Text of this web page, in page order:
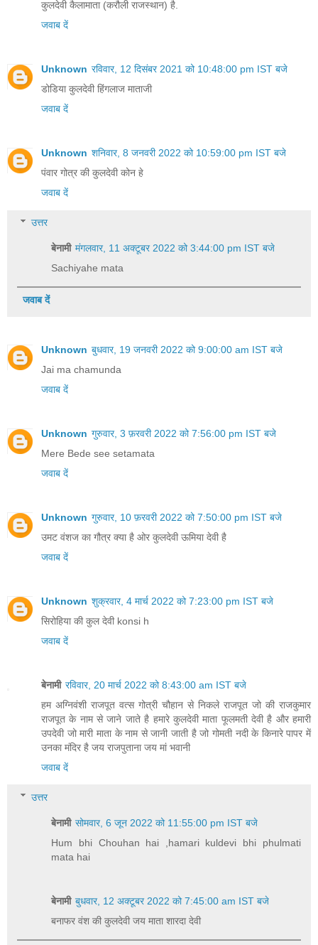
कुलदेवी कैलामाता (करौली राजस्थान) है.
जवाब दें
Unknown रविवार, 12 दिसंबर 2021 को 10:48:00 pm IST बजे
डोडिया कुलदेवी हिंगलाज माताजी
जवाब दें
Unknown शनिवार, 8 जनवरी 2022 को 10:59:00 pm IST बजे
पंवार गोत्र की कुलदेवी कोन हे
जवाब दें
उत्तर
बेनामी मंगलवार, 11 अक्टूबर 2022 को 3:44:00 pm IST बजे
Sachiyahe mata
जवाब दें
Unknown बुधवार, 19 जनवरी 2022 को 9:00:00 am IST बजे
Jai ma chamunda
जवाब दें
Unknown गुरुवार, 3 फ़रवरी 2022 को 7:56:00 pm IST बजे
Mere Bede see setamata
जवाब दें
Unknown गुरुवार, 10 फ़रवरी 2022 को 7:50:00 pm IST बजे
उमट वंशज का गौत्र क्या है ओर कुलदेवी ऊमिया देवी है
जवाब दें
Unknown शुक्रवार, 4 मार्च 2022 को 7:23:00 pm IST बजे
सिरोहिया की कुल देवी konsi h
जवाब दें
बेनामी रविवार, 20 मार्च 2022 को 8:43:00 am IST बजे
हम अग्निवंशी राजपूत वत्स गोत्री चौहान से निकले राजपूत जो की राजकुमार
राजपूत के नाम से जाने जाते है हमारे कुलदेवी माता फूलमती देवी है और हमारी
उपदेवी जो मारी माता के नाम से जानी जाती है जो गोमती नदी के किनारे पापर में
उनका मंदिर है जय राजपुताना जय मां भवानी
जवाब दें
उत्तर
बेनामी सोमवार, 6 जून 2022 को 11:55:00 pm IST बजे
Hum bhi Chouhan hai ,hamari kuldevi bhi phulmati
mata hai
बेनामी बुधवार, 12 अक्टूबर 2022 को 7:45:00 am IST बजे
बनाफर वंश की कुलदेवी जय माता शारदा देवी